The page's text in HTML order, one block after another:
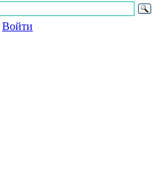
Войти